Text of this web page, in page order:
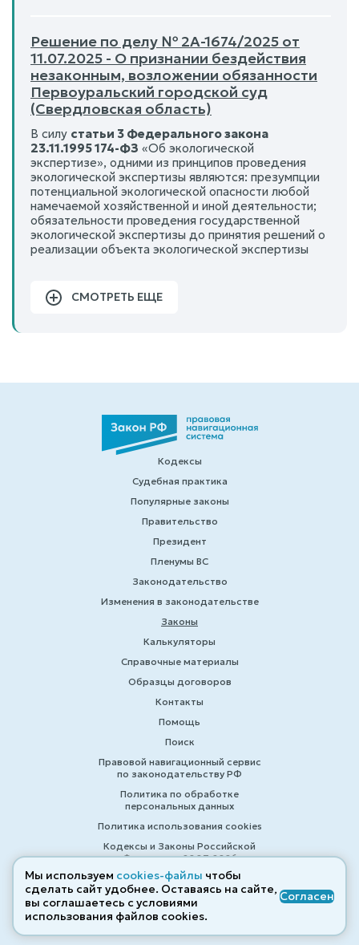
Решение по делу № 2А-1674/2025 от
11.07.2025 - О признании бездействия
незаконным, возложении обязанности
Первоуральский городской суд
(Свердловская область)
В силу статьи 3 Федерального закона
23.11.1995 174-ФЗ «Об экологической
экспертизе», одними из принципов проведения
экологической экспертизы являются: презумпции
потенциальной экологической опасности любой
намечаемой хозяйственной и иной деятельности;
обязательности проведения государственной
экологической экспертизы до принятия решений о
реализации объекта экологической экспертизы
СМОТРЕТЬ ЕЩЕ
Кодексы
Судебная практика
Популярные законы
Правительство
Президент
Пленумы ВС
Законодательство
Изменения в законодательстве
Законы
Калькуляторы
Справочные материалы
Образцы договоров
Контакты
Помощь
Поиск
Правовой навигационный сервис
по законодательству РФ
Политика по обработке
персональных данных
Политика использования cookies
Кодексы и Законы Российской
Федерации 2007-2026
© ZAKONRF.INFO
Мы используем cookies-файлы чтобы
сделать сайт удобнее. Оставаясь на сайте,
вы соглашаетесь с условиями
использования файлов cооkies.
Согласен